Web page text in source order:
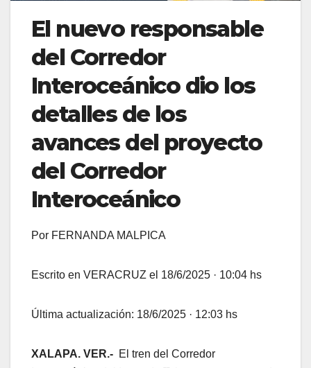
El nuevo responsable
del Corredor
Interoceánico dio los
detalles de los
avances del proyecto
del Corredor
Interoceánico
Por FERNANDA MALPICA
Escrito en VERACRUZ el 18/6/2025 · 10:04 hs
Última actualización: 18/6/2025 · 12:03 hs
XALAPA. VER.- El tren del Corredor